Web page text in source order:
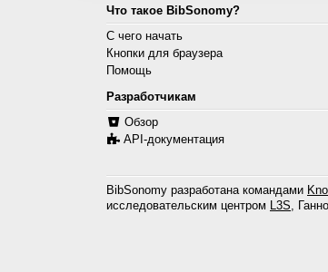
Что такое BibSonomy?
С чего начать
Кнопки для браузера
Помощь
Разработчикам
Обзор
API-документация
BibSonomy разработана командами
исследовательским центром L3S,